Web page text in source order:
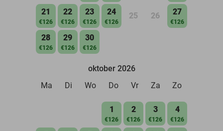
21
€126
22
€126
23
€126
24
€126
25 26 27
€126
28
€126
29
€126
30
€126
oktober 2026
Ma
Di Wo Do Vr Za Zo
1
€126
2
€126
3
€126
4
€126